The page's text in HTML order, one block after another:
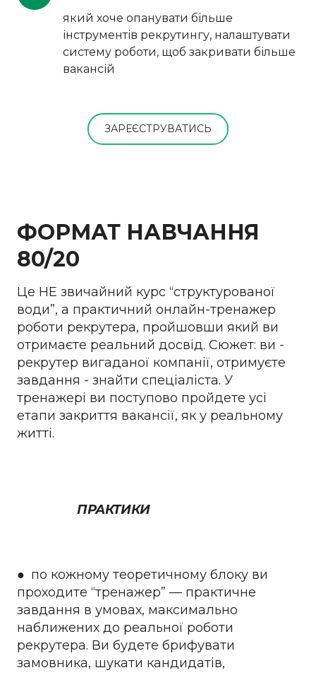
який хоче опанувати більше
інструментів рекрутингу, налаштувати
систему роботи, щоб закривати більше
вакансій
ЗАРЕЄСТРУВАТИСЬ
ФОРМАТ НАВЧАННЯ
80/20
Це НЕ звичайний курс “структурованої
води”, а практичний онлайн-тренажер
роботи рекрутера, пройшовши який ви
отримаєте реальний досвід. Сюжет: ви -
рекрутер вигаданої компанії, отримуєте
завдання - знайти спеціаліста. У
тренажері ви поступово пройдете усі
етапи закриття вакансії, як у реальному
житті.
ПРАКТИКИ
● по кожному теоретичному блоку ви
проходите “тренажер” — практичне
завдання в умовах, максимально
наближених до реальної роботи
рекрутера. Ви будете брифувати
замовника, шукати кандидатів,